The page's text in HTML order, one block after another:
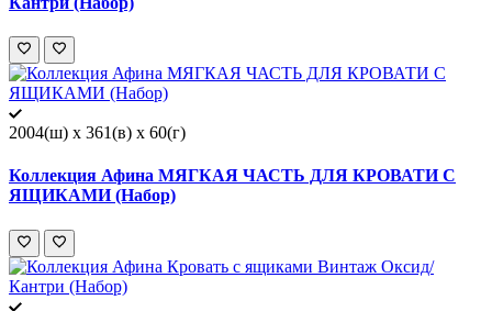
2004(ш) x 361(в) x 60(г)
Коллекция Афина МЯГКАЯ ЧАСТЬ ДЛЯ КРОВАТИ С
ЯЩИКАМИ (Набор)